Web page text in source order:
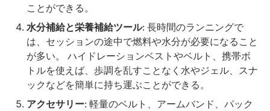
ことができる。
水分補給と栄養補給ツール: 長時間のランニングで
は、セッションの途中で燃料や水分が必要になること
が多い。 ハイドレーションベストやベルト、携帯ボ
トルを使えば、歩調を乱すことなく水やジェル、スナ
ックなどを簡単に持ち運ぶことができる。
アクセサリー: 軽量のベルト、アームバンド、パック